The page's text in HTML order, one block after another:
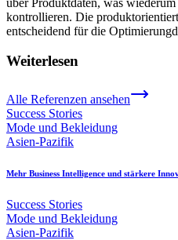
kontrollieren. Die
entscheidend für die
Weiterlesen
Alle Referenzen ansehen
Success Stories
Mode und Bekleidung
Asien-Pazifik
Mehr Business Intelligence und stärkere
Success Stories
Mode und Bekleidung
Asien-Pazifik